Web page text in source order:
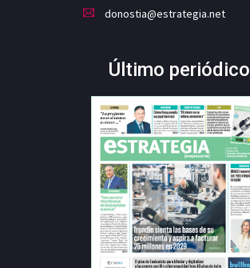
donostia@estrategia.net
Último periódico